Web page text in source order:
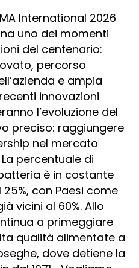
International 2026
uno dei momenti
del centenario:
percorso
e ampia
innovazioni
l’evoluzione del
preciso: raggiungere
nel mercato
percentuale di
è in costante
con Paesi come
vicini al 60%. Allo
a primeggiare
qualità alimentate a
dove detiene la